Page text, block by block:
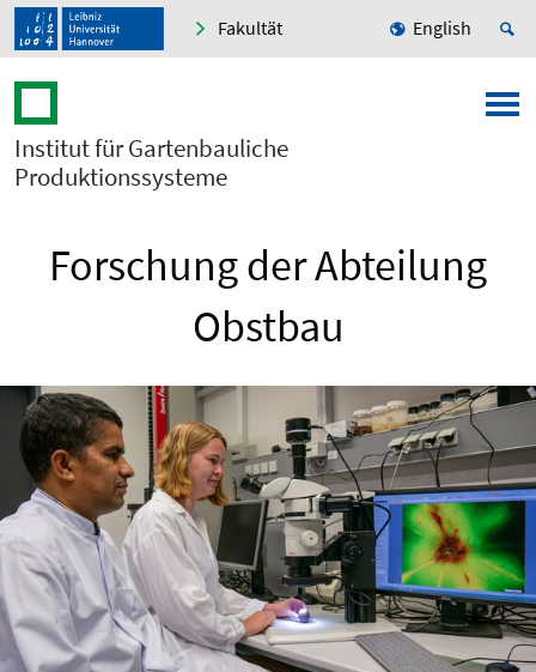
Fakultät English
Institut für Gartenbauliche
Produktionssysteme
Forschung der Abteilung
Obstbau